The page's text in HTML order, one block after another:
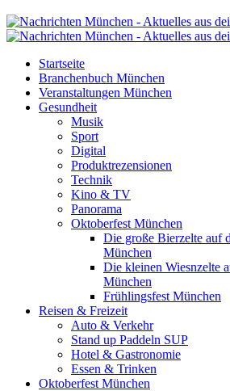
Startseite
Branchenbuch München
Veranstaltungen München
Gesundheit
Musik
Sport
Digital
Produktrezensionen
Technik
Kino & TV
Panorama
Oktoberfest München
Die große Bierzelte auf
München
Die kleinen Wiesnzelte
München
Frühlingsfest München
Reisen & Freizeit
Auto & Verkehr
Stand up Paddeln SUP
Hotel & Gastronomie
Essen & Trinken
Oktoberfest München